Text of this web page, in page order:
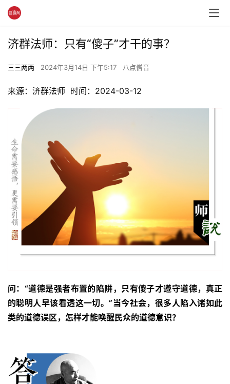
济群法师：只有“傻子”才干的事？
三三两两 2024年3月14日 下午5:17 八点僧音
来源：济群法师  时间：2024-03-12
问：“道德是强者布置的陷阱，只有傻子才遵守道德，真正
的聪明人早该看透这一切。”当今社会，很多人陷入诸如此
类的道德误区，怎样才能唤醒民众的道德意识？